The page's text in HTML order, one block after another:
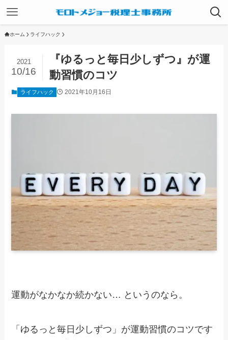
ホーム ライフハック
『ゆるっと毎日少しずつ』が運
動習慣のコツ
2021
10/16
ライフハック 2021年10月16日
運動がなかなか続かない… というのなら。
「ゆるっと毎日少しずつ」が運動習慣のコツです